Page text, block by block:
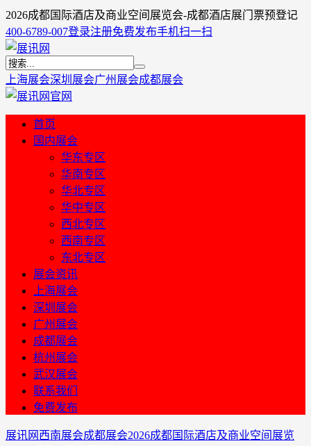
2026成都国际酒店及商业空间展览会-成都酒店展门票预登记
400-6789-007登录注册免费发布手机扫一扫
上海展会深圳展会广州展会成都展会
首页
国内展会
华东专区
华南专区
华北专区
华中专区
西北专区
西南专区
东北专区
展会资讯
上海展会
深圳展会
广州展会
成都展会
杭州展会
武汉展会
联系我们
免费发布
展讯网 西南展会成都展会2026成都国际酒店及商业空间展览